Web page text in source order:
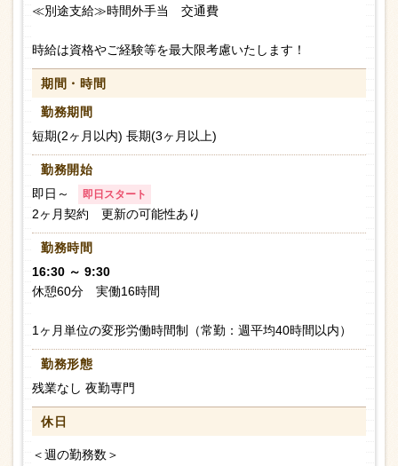
≪別途支給≫時間外手当 交通費
時給は資格やご経験等を最大限考慮いたします！
期間・時間
勤務期間
短期(2ヶ月以内) 長期(3ヶ月以上)
勤務開始
即日～
即日スタート
2ヶ月契約 更新の可能性あり
勤務時間
16:30 ～ 9:30
休憩60分 実働16時間
1ヶ月単位の変形労働時間制（常勤：週平均40時間以内）
勤務形態
残業なし 夜勤専門
休日
＜週の勤務数＞